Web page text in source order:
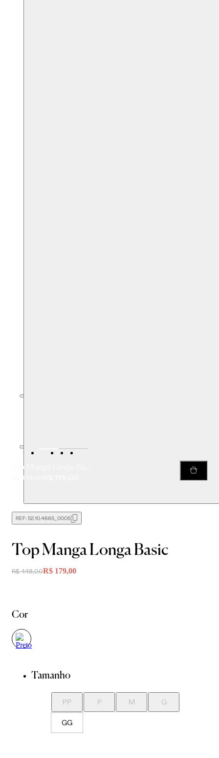
R$ 448,00
REF: 52.10.4665_0005
Top Manga Longa Basic
R$ 448,00R$ 179,00
Cor
Tamanho
PP P M G
GG